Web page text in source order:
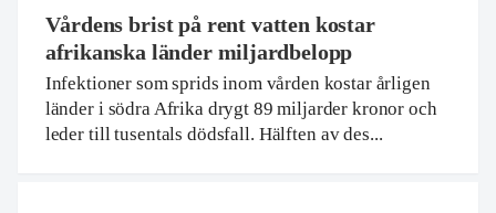
Vårdens brist på rent vatten kostar
afrikanska länder miljardbelopp
Infektioner som sprids inom vården kostar årligen
länder i södra Afrika drygt 89 miljarder kronor och
leder till tusentals dödsfall. Hälften av des...